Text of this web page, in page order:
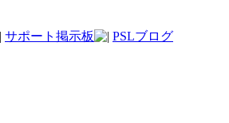
サポート掲示板 PSLブログ